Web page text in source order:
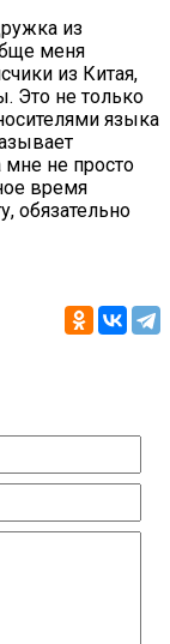
из
меня
из Китая,
Это не только
языка
не просто
время
обязательно